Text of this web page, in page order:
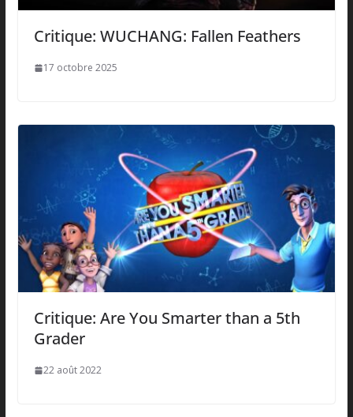
Critique: WUCHANG: Fallen Feathers
17 octobre 2025
Critique: Are You Smarter than a 5th
Grader
22 août 2022